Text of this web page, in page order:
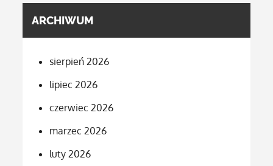
ARCHIWUM
sierpień 2026
lipiec 2026
czerwiec 2026
marzec 2026
luty 2026